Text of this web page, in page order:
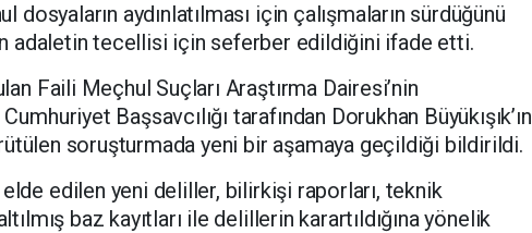
aydınlatılması için çalışmaların sürdüğünü
adaletin tecellisi için seferber edildiğini ifade etti.
Faili Meçhul Suçları Araştırma Dairesi’nin
Başsavcılığı tarafından Dorukhan Büyükışık’ın
soruşturmada yeni bir aşamaya geçildiği bildirildi.
edilen yeni deliller, bilirkişi raporları, teknik
baz kayıtları ile delillerin karartıldığına yönelik